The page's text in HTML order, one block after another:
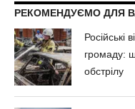
РЕКОМЕНДУЄМО ДЛЯ
Російські
громаду:
обстрілу